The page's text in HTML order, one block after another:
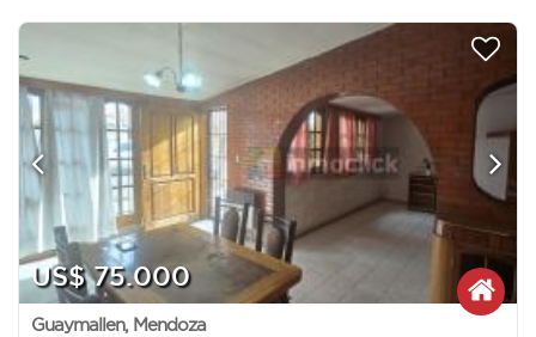
US$ 75.000
Guaymallen, Mendoza